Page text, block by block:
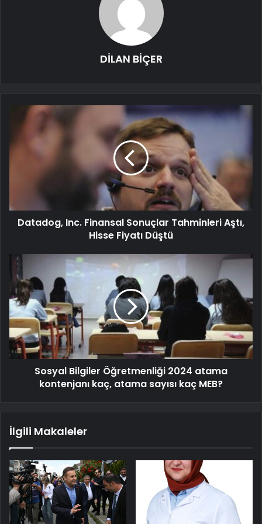
DİLAN BİÇER
Datadog, Inc. Finansal Sonuçlar Tahminleri Aştı,
Hisse Fiyatı Düştü
Sosyal Bilgiler Öğretmenliği 2024 atama
kontenjanı kaç, atama sayısı kaç MEB?
İlgili Makaleler